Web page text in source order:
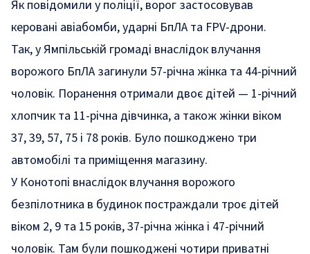
Як повідомили у поліції, ворог застосовував
керовані авіабомби, ударні БпЛА та FPV-дрони.
Так, у Ямпільській громаді внаслідок влучання
ворожого БпЛА загинули 57-річна жінка та 44-річний
чоловік. Поранення отримали двоє дітей — 1-річний
хлопчик та 11-річна дівчинка, а також жінки віком
37, 39, 57, 75 і 78 років. Було пошкоджено три
автомобілі та приміщення магазину.
У Конотопі внаслідок влучання ворожого
безпілотника в будинок постраждали троє дітей
віком 2, 9 та 15 років, 37-річна жінка і 47-річний
чоловік. Там були пошкоджені чотири приватні